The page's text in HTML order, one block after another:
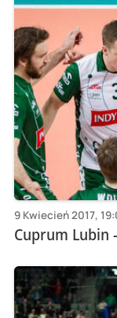
9 Kwiecień 2017,
Cuprum Lubin